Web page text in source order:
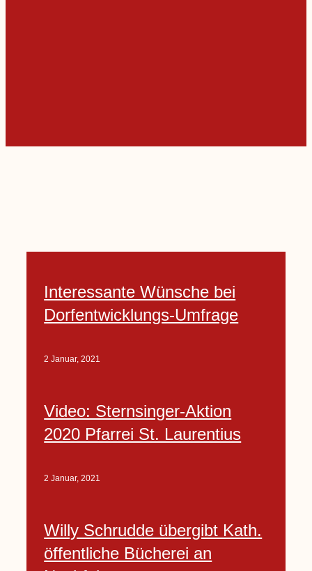
Interessante Wünsche bei
Dorfentwicklungs-Umfrage
2 Januar, 2021
Video: Sternsinger-Aktion
2020 Pfarrei St. Laurentius
2 Januar, 2021
Willy Schrudde übergibt Kath.
öffentliche Bücherei an